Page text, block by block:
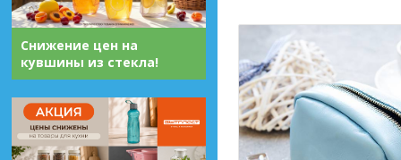
Снижение цен на
кувшины из стекла!